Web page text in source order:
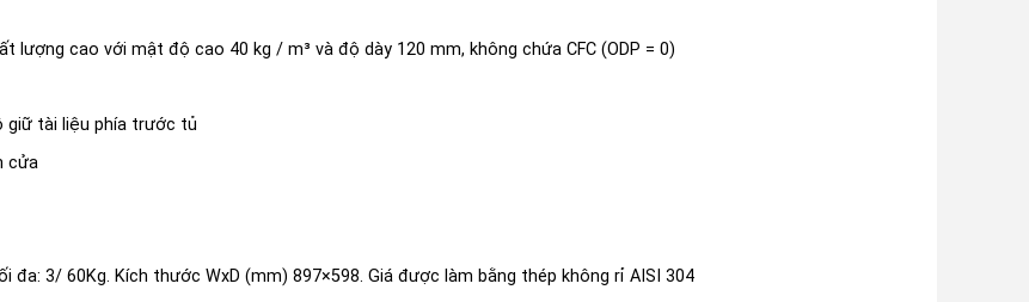
cao với mật độ cao 40 kg / m³ và độ dày 120 mm, không chứa CFC (ODP = 0)
giữ tài liệu phía trước tủ
cửa
3/ 60Kg. Kích thước WxD (mm) 897×598. Giá được làm bằng thép không rỉ AISI 304